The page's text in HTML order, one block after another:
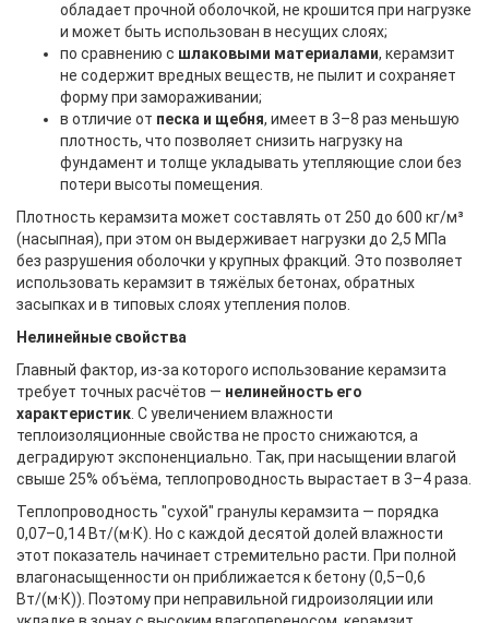
обладает прочной оболочкой, не крошится при нагрузке
и может быть использован в несущих слоях;
по сравнению с шлаковыми материалами, керамзит
не содержит вредных веществ, не пылит и сохраняет
форму при замораживании;
в отличие от песка и щебня, имеет в 3–8 раз меньшую
плотность, что позволяет снизить нагрузку на
фундамент и толще укладывать утепляющие слои без
потери высоты помещения.
Плотность керамзита может составлять от 250 до 600 кг/м³
(насыпная), при этом он выдерживает нагрузки до 2,5 МПа
без разрушения оболочки у крупных фракций. Это позволяет
использовать керамзит в тяжёлых бетонах, обратных
засыпках и в типовых слоях утепления полов.
Нелинейные свойства
Главный фактор, из-за которого использование керамзита
требует точных расчётов — нелинейность его
характеристик . С увеличением влажности
теплоизоляционные свойства не просто снижаются, а
деградируют экспоненциально. Так, при насыщении влагой
свыше 25% объёма, теплопроводность вырастает в 3–4 раза.
Теплопроводность "сухой" гранулы керамзита — порядка
0,07–0,14 Вт/(м·К). Но с каждой десятой долей влажности
этот показатель начинает стремительно расти. При полной
влагонасыщенности он приближается к бетону (0,5–0,6
Вт/(м·К)). Поэтому при неправильной гидроизоляции или